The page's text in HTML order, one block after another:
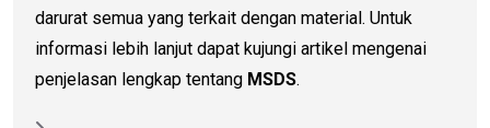
darurat semua yang terkait dengan material. Untuk
informasi lebih lanjut dapat kujungi artikel mengenai
penjelasan lengkap tentang MSDS.